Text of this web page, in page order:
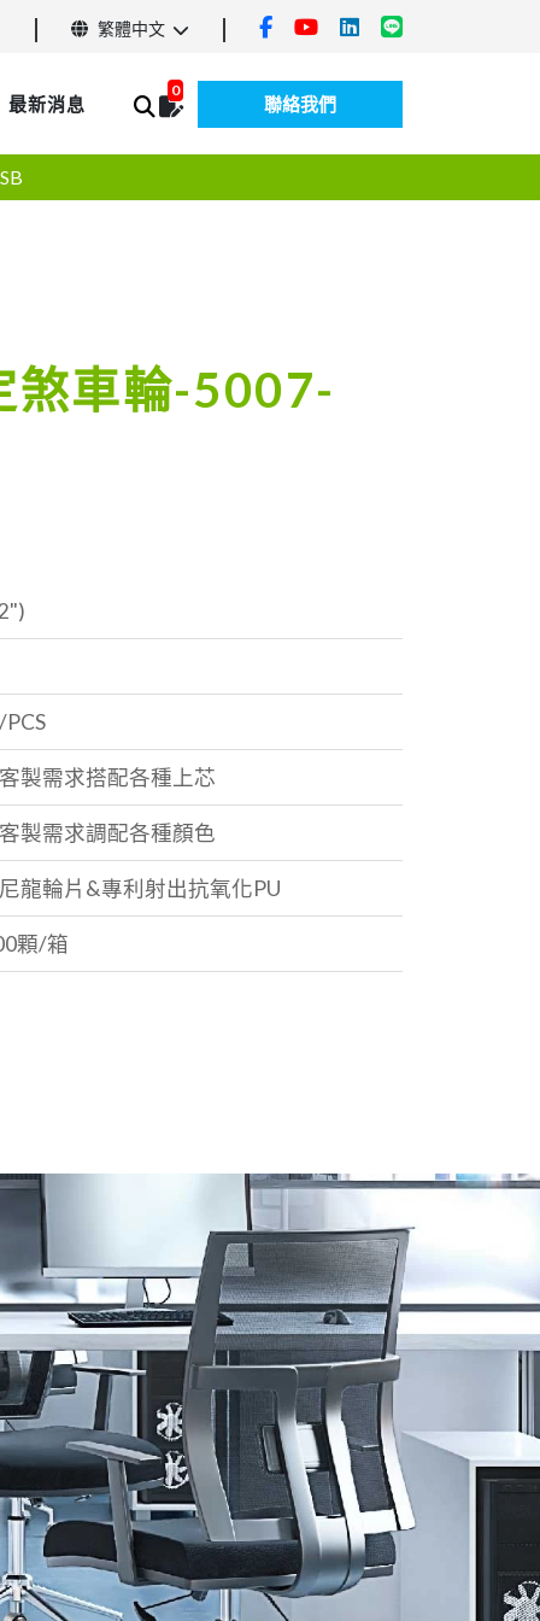
繁體中文
最新消息
0
聯絡我們
煞車輪-5007-
製需求搭配各種上芯
製需求調配各種顏色
龍輪片&專利射出抗氧化PU
顆/箱